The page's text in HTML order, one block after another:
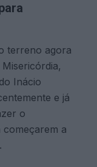
terreno agora
Inácio
e já
o
começarem a